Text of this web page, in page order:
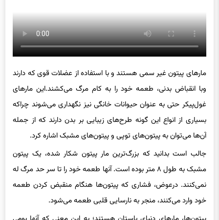
مارهای پیتون غیر سمی هستند و با استفاده از عضلات قوی که دارند
وبا انقباض بدنی، طعمه خود را به کام مرگ می‌کشند.این مارهای
غول‌پیکر حتی به عنوان حیوانات خانگی نیز نگهداری می‌شوند چراکه
بسیاری از انواع این گونه طرح‌های زیبایی بر بدن دارند که از جمله
آن‌ها می‌توان به پیتون‌های توپی و پیتون‌های مشبک اشاره کرد.
جالب است بدانید که بزرگ‌ترین مار پیتون شکار شده، یک پیتون
مشبک به طول ۸ متر بوده است. آنها طعمه خود را تا سر حد مرگ له
نمی‌کنند. درعوض، فشاری که پیتون‌ها هنگام منقبض کردن طعمه
خود وارد می‌کنند، منجر به نارسایی قلبی طعمه می‌شود.
پیتون‌ها، مارهای دنیای باستان هستند؛ به این معنی که آنها بومی